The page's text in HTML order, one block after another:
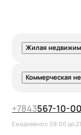
Жилая
Коммерческая
+7843567-10-00
Ежедневно с 08:00 до